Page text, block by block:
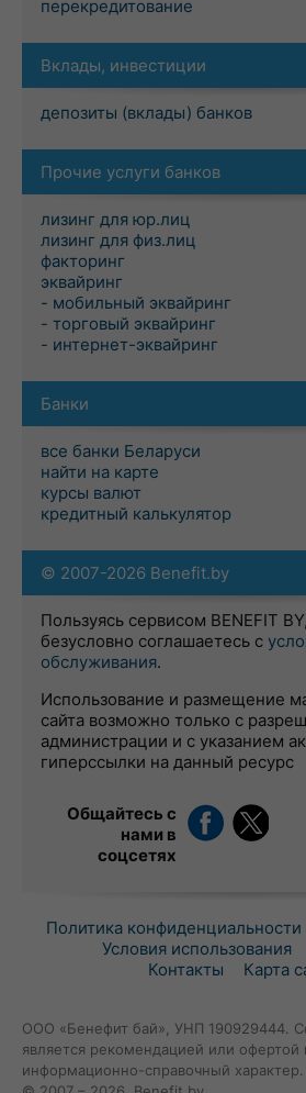
перекредитование
Вклады, инвестиции
депозиты (вклады) банков
Прочие услуги банков
лизинг для юр.лиц
лизинг для физ.лиц
факторинг
эквайринг
- мобильный эквайринг
- торговый эквайринг
- интернет-эквайринг
Банки
все банки Беларуси
найти на карте
курсы валют
кредитный калькулятор
© 2007-2026 Benefit.by
Пользуясь сервисом BENEFIT
безусловно соглашаетесь с
обслуживания.
Использование и размещение
сайта возможно только с
администрации и с указанием
гиперссылки на данный ресурс
Общайтесь с
нами в
соцсетях
Политика конфиденциальности
Условия использования
Контакты
Карта
ООО «Бенефит бай», УНП 190929444.
является рекомендацией или офертой
информационно-справочный характер.